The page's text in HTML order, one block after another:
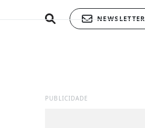
NEWSLETTER
PUBLICIDADE